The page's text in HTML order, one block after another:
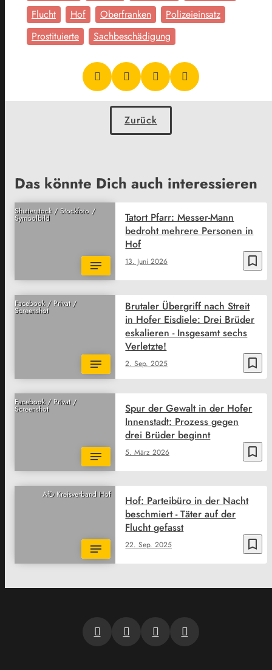
Flucht
Hof Oberfranken
Polizeieinsatz
Prostituierte
Sachbeschädigung
Zurück
Das könnte Dich auch interessieren
Shutterstock / Stockfoto /
Symbolbild
bookmark_border
13. Juni 2026
Tatort Pfarr: Messer-Mann
bedroht mehrere Personen in
Hof
Facebook / Privat /
Screenshot
bookmark_border
2. Sep. 2025
Brutaler Übergriff nach Streit
in Hofer Eisdiele: Drei Brüder
eskalieren - Insgesamt sechs
Verletzte!
Facebook / Privat /
Screenshot
bookmark_border
5. März 2026
Spur der Gewalt in der Hofer
Innenstadt: Prozess gegen
drei Brüder beginnt
AfD Kreisverband Hof
bookmark_border
22. Sep. 2025
Hof: Parteibüro in der Nacht
beschmiert - Täter auf der
Flucht gefasst